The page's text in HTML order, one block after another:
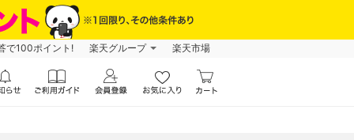
で100ポイント! 楽天グループ 楽天市場